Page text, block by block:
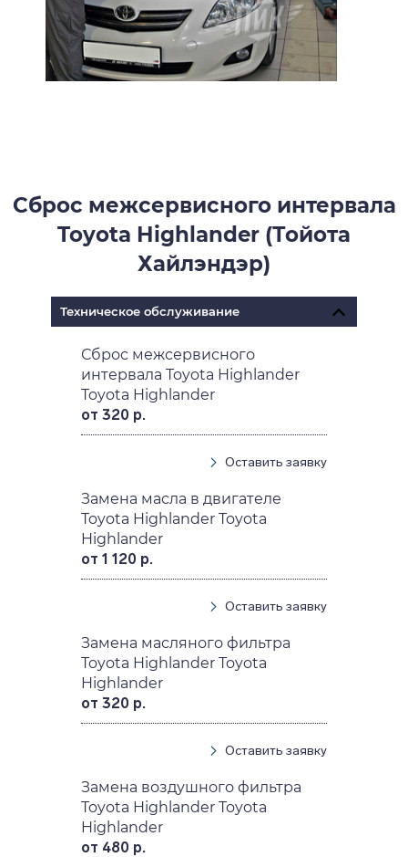
Сброс межсервисного интервала
Toyota Highlander (Тойота
Хайлэндэр)
Техническое обслуживание
Сброс межсервисного
интервала Toyota Highlander
Toyota Highlander
от 320 р.
Оставить заявку
Замена масла в двигателе
Toyota Highlander Toyota
Highlander
от 1 120 р.
Оставить заявку
Замена масляного фильтра
Toyota Highlander Toyota
Highlander
от 320 р.
Оставить заявку
Замена воздушного фильтра
Toyota Highlander Toyota
Highlander
от 480 р.